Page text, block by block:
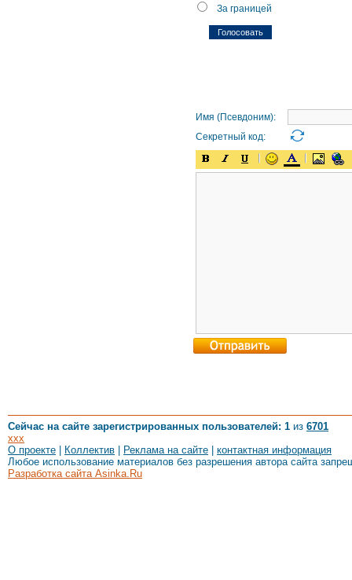
За границей
Имя (Псевдоним):
Секретный код:
Сейчас на сайте зарегистрированных пользователей: 1 из 6701
xxx
О проекте
Коллектив Реклама на сайте
контактная информация
Любое использование материалов без разрешения автора сайта
Разработка сайта Asinka.Ru